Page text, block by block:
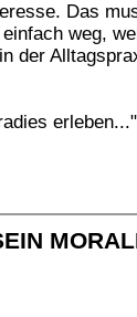
Das
weg,
der